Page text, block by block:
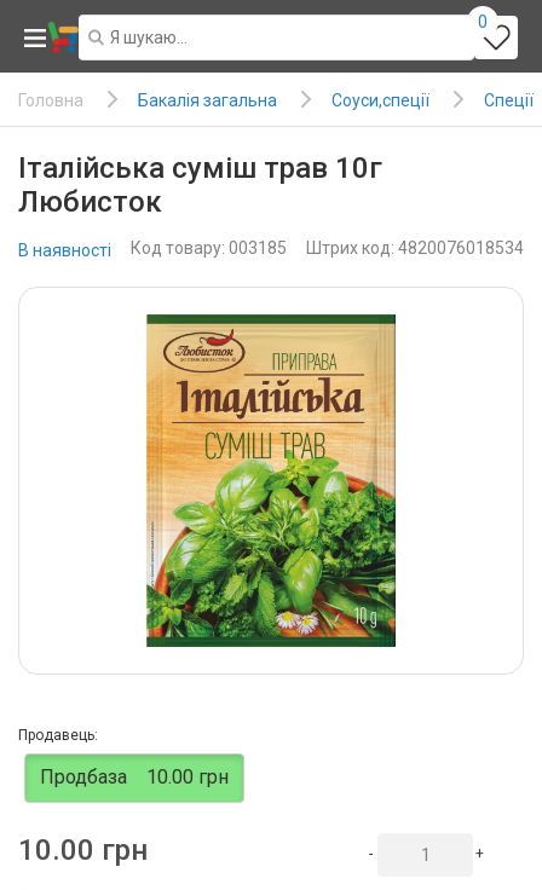
0
Головна Бакалія загальна Соуси,спеції Спеції
Італійська суміш трав 10г
Любисток
В наявності Код товару: 003185 Штрих код: 4820076018534
Продавець:
Продбаза 10.00 грн
10.00 грн - +